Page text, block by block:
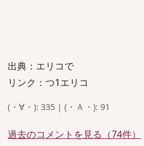
出典：エリコで
リンク：つ1エリコ
(・∀・): 335 | (・Ａ・): 91
過去のコメントを見る（74件）